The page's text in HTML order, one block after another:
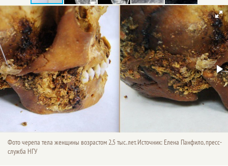
Фото черепа тела женщины возрастом 2,5 тыс. лет. Источник: Елена Панфило, пресс-
служба НГУ